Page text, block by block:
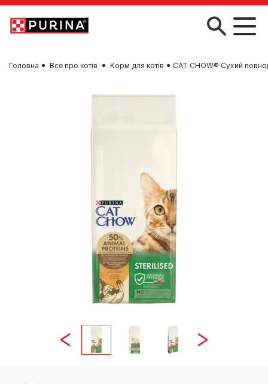
Skip to main content
Головна Все про котів Корм для котів CAT CHOW® Сухий